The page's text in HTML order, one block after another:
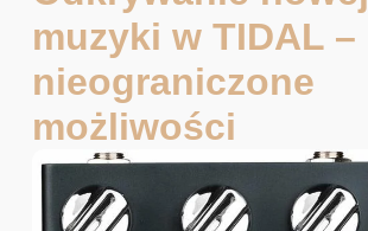
muzyki w TIDAL –
nieograniczone
możliwości